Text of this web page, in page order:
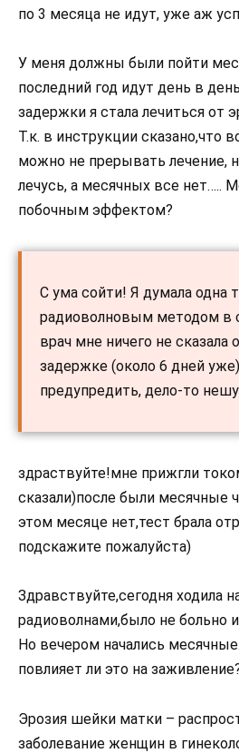
по 3 месяца не идут, уже аж
У меня должны были пойти
последний год идут день в
задержки я стала лечиться от
Т.к. в инструкции сказано,что
можно не прерывать лечение,
лечусь, а месячных все нет…..
побочным эффектом?
С ума сойти! Я думала одна
радиоволновым методом в
врач мне ничего не
задержке (около 6 дней
предупредить, дело-то
здраствуйте!мне прижгли
сказали)после были месячные
этом месяце нет,тест брала
подскажите пожалуйста)
Здравствуйте,сегодня ходила
радиоволнами,было не больно
Но вечером начались
повлияет ли это на
Эрозия шейки матки –
заболевание женщин в